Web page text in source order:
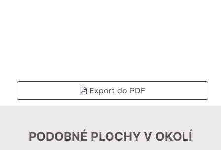
Export do PDF
PODOBNÉ PLOCHY V OKOLÍ